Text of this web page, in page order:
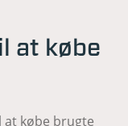
at købe
købe brugte